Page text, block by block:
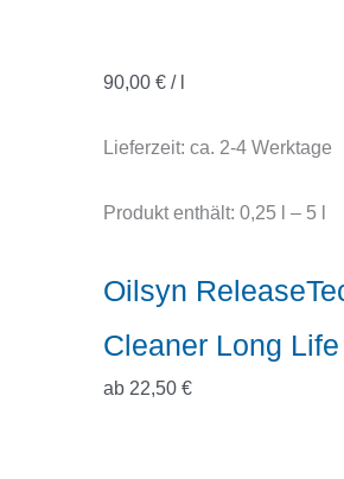
90,00 €/
Lieferzeit: ca. 2-4 Werktage
Produkt enthält: 0,25 – 5
Oilsyn
Cleaner Long Life
ab 22,50 €